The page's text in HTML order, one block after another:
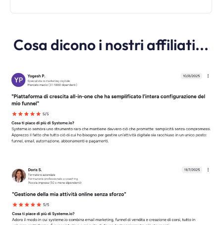
Cosa dicono i nostri affiliati...